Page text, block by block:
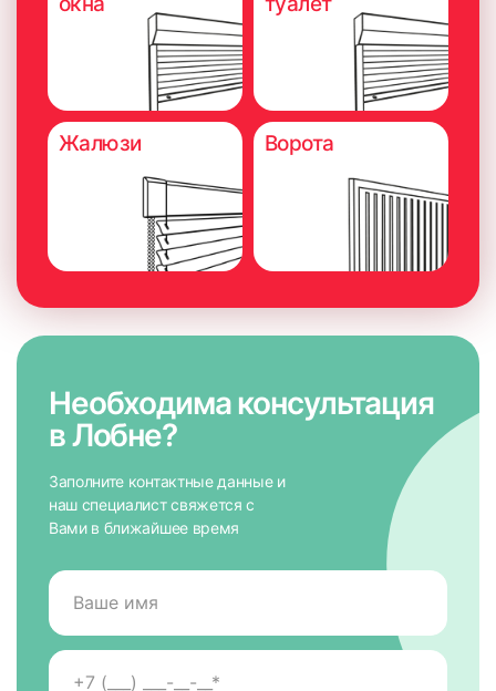
8. Установить леску в нижний штапик с помощью заглушек
и отрезать лишнюю леску
9. Натянуть леску и отрезать лишнее ножницами
Жалюзи Ворота
Необходима консультация
в Лобне?
Заполните контактные данные и
наш специалист свяжется с
Вами в ближайшее время